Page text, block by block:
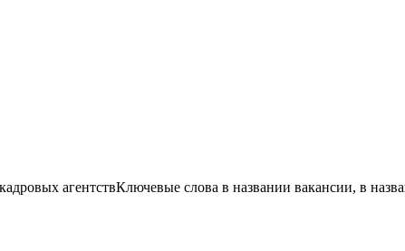
агентствКлючевые слова в названии вакансии, в